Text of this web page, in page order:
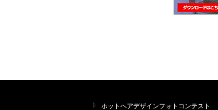
ホットヘアデザインフォトコンテスト